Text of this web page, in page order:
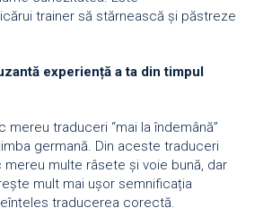
trainer să stărnească și păstreze
experiență a ta din timpul
mereu traduceri “mai la îndemână”
germană. Din aceste traduceri
multe râsete și voie bună, dar
mult mai ușor semnificația
traducerea corectă.